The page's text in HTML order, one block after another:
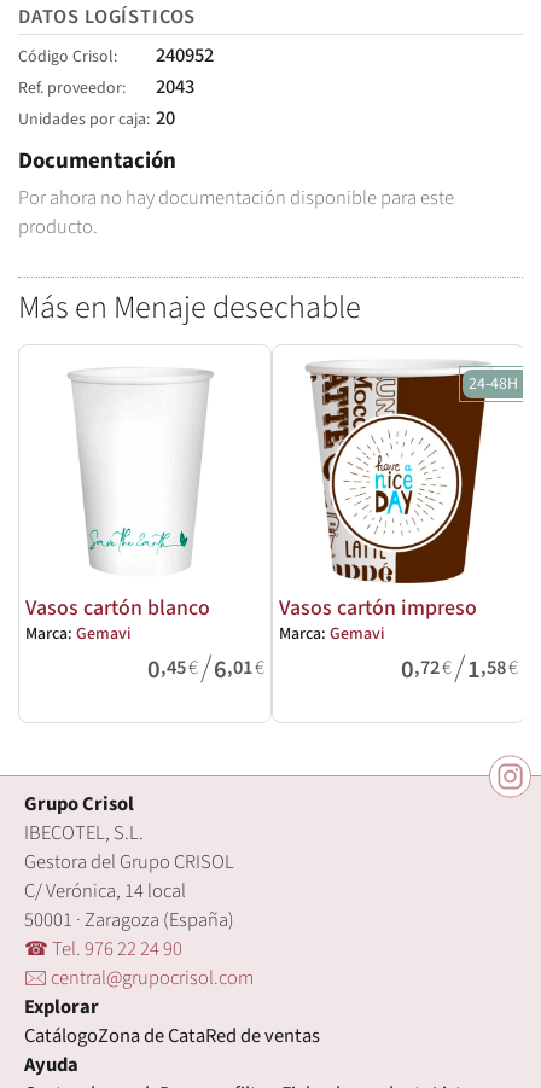
DATOS LOGÍSTICOS
Código Crisol 240952
Ref. proveedor 2043
Unidades por caja 20
Documentación
Por ahora no hay documentación disponible para este
producto.
Más en Menaje desechable
Vasos cartón blanco
Marca: Gemavi
0,45€/6,01€
24-48H
Vasos cartón impreso
Marca: Gemavi
0,72€/1,58€
Grupo Crisol
IBECOTEL, S.L.
Gestora del Grupo CRISOL
C/ Verónica, 14 local
50001 · Zaragoza (España)
☎ Tel. 976 22 24 90
🖂 central@grupocrisol.com
Explorar
CatálogoZona de CataRed de ventas
Ayuda